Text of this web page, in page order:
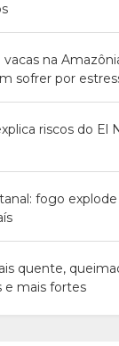
na
sofrer por
riscos do El
fogo
quente,
e mais fortes